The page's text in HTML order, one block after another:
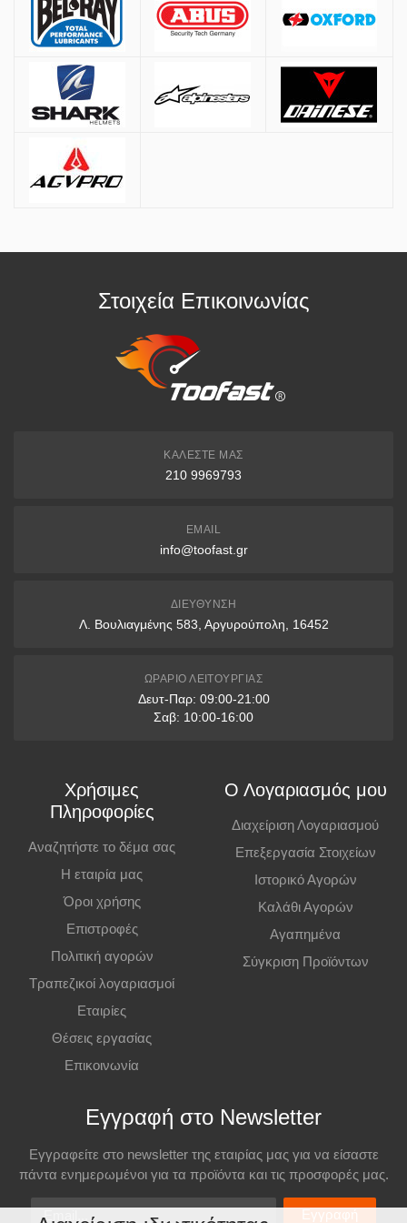
* Διαθέσιμες μόνο με πιστωτικές κάρτες VISA & Mastercard
Παραλαβή από Κατάστημα
Μπορείτε να παραγγείλετε online και να παραλάβετε από το
κατάστημα. Η παραλαβή πρέπει να γίνει εντός
διαφορετικά η παραγγελία ακυρώνεται.
Οι τιμές ισχύουν και για αγορές από το φυσικό κατάστημα.
Στοιχεία Επικοινωνίας
ΚΑΛΈΣΤΕ ΜΑΣ
210 9969793
EMAIL
info@toofast.gr
ΔΙΕΎΘΥΝΣΗ
Λ. Βουλιαγμένης 583, Αργυρούπολη, 16452
ΩΡΆΡΙΟ ΛΕΙΤΟΥΡΓΊΑΣ
Δευτ-Παρ: 09:00-21:00
Σαβ: 10:00-16:00
Χρήσιμες
Πληροφορίες
Αναζητήστε το δέμα σας
Η εταιρία μας
Όροι χρήσης
Επιστροφές
Πολιτική αγορών
Τραπεζικοί λογαριασμοί
Εταιρίες
Θέσεις εργασίας
Επικοινωνία
Ο Λογαριασμός μου
Διαχείριση Λογαριασμού
Επεξεργασία Στοιχείων
Ιστορικό Αγορών
Καλάθι Αγορών
Αγαπημένα
Σύγκριση Προϊόντων
Εγγραφή στο Newsletter
Εγγραφείτε στο newsletter της εταιρίας μας για να είσαστε
πάντα ενημερωμένοι για τα προϊόντα και τις προσφορές μας.
Email
Εγγραφή